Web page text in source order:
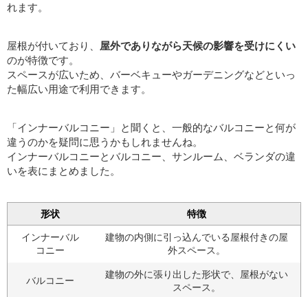
れます。
屋根が付いており、 屋外でありながら天候の影響を受けにくい
のが特徴です。
スペースが広いため、バーベキューやガーデニングなどといっ
た幅広い用途で利用できます。
「インナーバルコニー」と聞くと、一般的なバルコニーと何が
違うのかを疑問に思うかもしれませんね。
インナーバルコニーとバルコニー、サンルーム、ベランダの違
いを表にまとめました。
形状 特徴
インナーバル
コニー
建物の内側に引っ込んでいる屋根付きの屋
外スペース。
バルコニー
建物の外に張り出した形状で、屋根がない
スペース。